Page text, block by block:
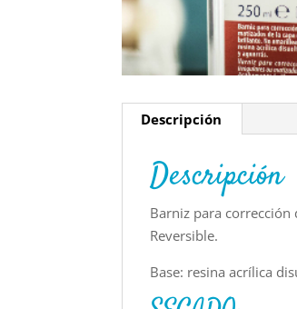
Descripción
Descripción
Barniz para corrección
Reversible.
Base: resina acrílica